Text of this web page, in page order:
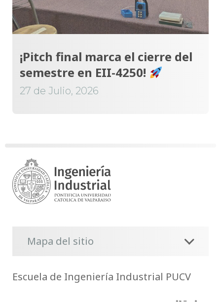
¡Pitch final marca el cierre del
semestre en EII-4250!
27 de Julio, 2026
Mapa del sitio
Escuela de Ingeniería Industrial PUCV